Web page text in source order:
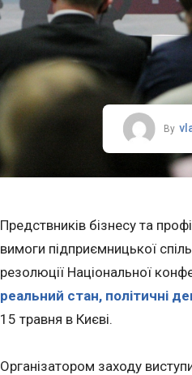
By
Предствників бізнесу та
вимоги підприємницької
резолюції Національної
реальний стан, політичні
15 травня в Києві.
Організатором заходу